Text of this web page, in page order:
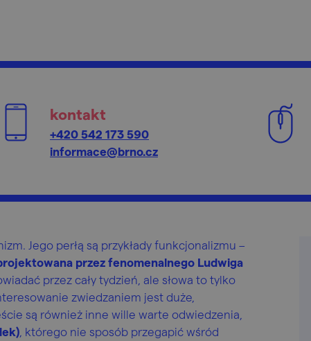
kontakt
+420 542 173 590
informace@brno.cz
Jego perłą są przykłady funkcjonalizmu –
przez fenomenalnego Ludwiga
przez cały tydzień, ale słowa to tylko
zwiedzaniem jest duże,
są również inne wille warte odwiedzenia,
, którego nie sposób przegapić wśród